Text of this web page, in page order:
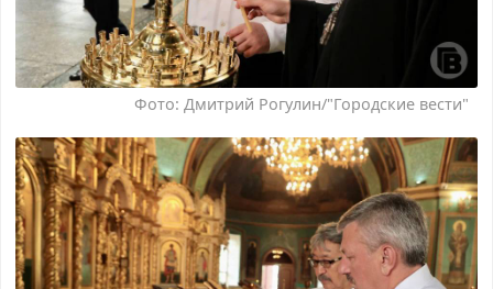
Фото: Дмитрий Рогулин/"Городские вести"